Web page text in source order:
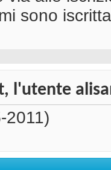
sono
l'utente
2011)